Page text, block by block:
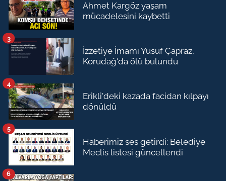
Ahmet Kargöz yaşam
mücadelesini kaybetti
İzzetiye İmamı Yusuf Çapraz,
Korudağ'da ölü bulundu
3
Erikli'deki kazada facidan kılpayı
dönüldü
4
Haberimiz ses getirdi: Belediye
Meclis listesi güncellendi
5
6